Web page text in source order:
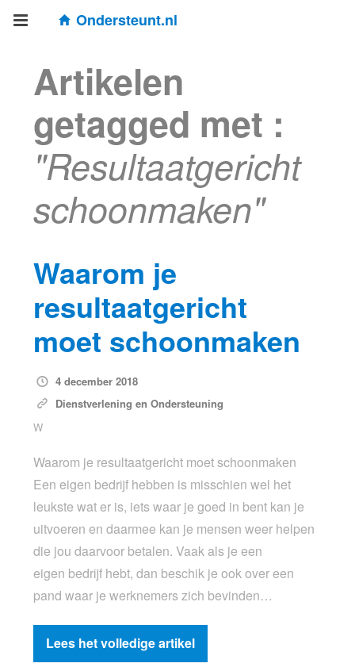
Ondersteunt.nl
Artikelen
getagged met :
"Resultaatgericht
schoonmaken"
Waarom je
resultaatgericht
moet schoonmaken
4 december 2018
Dienstverlening en Ondersteuning
W
Waarom je resultaatgericht moet schoonmaken
Een eigen bedrijf hebben is misschien wel het
leukste wat er is, iets waar je goed in bent kan je
uitvoeren en daarmee kan je mensen weer helpen
die jou daarvoor betalen. Vaak als je een
eigen bedrijf hebt, dan beschik je ook over een
pand waar je werknemers zich bevinden…
Lees het volledige artikel